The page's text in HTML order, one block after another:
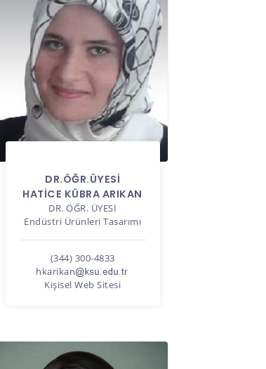
DR.ÖĞR.ÜYESI
HATİCE KÜBRA ARIKAN
DR. ÖĞR. ÜYESI
Endüstri Ürünleri Tasarımı
(344) 300-4833
hkarikan
Kişisel Web Sitesi